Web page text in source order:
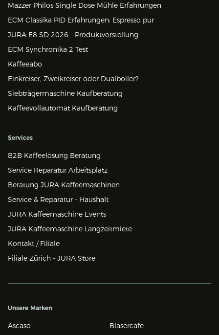
Mazzer Philos Single Dose Mühle Erfahrungen
ECM Classika PID Erfahrungen: Espresso pur
JURA E8 SD 2026 - Produktvorstellung
ECM Synchronika 2 Test
Kaffeeabo
Einkreiser, Zweikreiser oder Dualboiler?
Siebträgermaschine Kaufberatung
Kaffeevollautomat Kaufberatung
Services
B2B Kaffeelösung Beratung
Service Reparatur Arbeitsplatz
Beratung JURA Kaffeemaschinen
Service & Reparatur - Haushalt
JURA Kaffeemaschine Events
JURA Kaffeemaschine Langzeitmiete
Kontakt / Filiale
Filiale Zürich - JURA Store
Unsere Marken
Ascaso
Blasercafe